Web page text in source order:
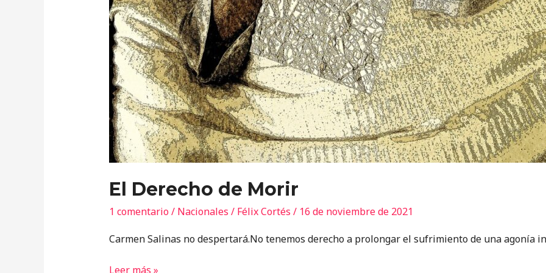
El Derecho de Morir
1 comentario/ Nacionales / Félix Cortés / 16 de noviembre de 2021
Carmen Salinas no despertará.No tenemos derecho a prolongar el sufrimiento de una agonía
Leer más »